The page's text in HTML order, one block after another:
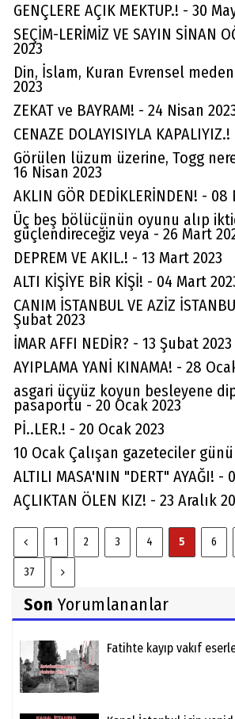
GENÇLERE AÇIK MEKTUP.! - 30
SEÇİM-LERİMİZ VE SAYIN SİNAN
2023
Din, İslam, Kuran Evrensel
2023
ZEKAT ve BAYRAM! - 24 Nisan
CENAZE DOLAYISIYLA
Görülen lüzum üzerine, Togg
16 Nisan 2023
AKLIN GÖR DEDİKLERİNDEN! - 08
Üç beş bölücünün oyunu alıp
güçlendireceğiz veya - 26 Mart
DEPREM VE AKIL.! - 13 Mart 2023
ALTI KİŞİYE BİR KİŞİ! - 04 Mart
CANIM İSTANBUL VE AZİZ
Şubat 2023
İMAR AFFI NEDİR? - 13 Şubat 2023
AYIPLAMA YANİ KINAMA! - 28
asgari üçyüz koyun besleyene
pasaportu - 20 Ocak 2023
Pİ..LER.! - 20 Ocak 2023
10 Ocak Çalışan gazeteciler
ALTILI MASA'NIN "DERT" AYAĞI! -
AÇLIKTAN ÖLEN KIZ! - 23 Aralık
1 2 3 4 5 6
37
Son Yorumlananlar
Fatihte kayıp vakıf